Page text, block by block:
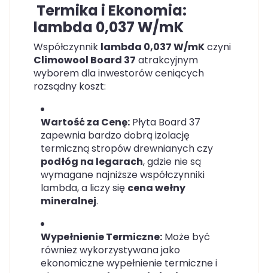
Termika i Ekonomia:
lambda 0,037 W/mK
Współczynnik lambda 0,037 W/mKczyni
Climowool Board 37 atrakcyjnym
wyborem dla inwestorów ceniących
rozsądny koszt:
Wartość za Cenę: Płyta Board 37
zapewnia bardzo dobrą izolację
termiczną stropów drewnianych czy
podłóg na legarach, gdzie nie są
wymagane najniższe współczynniki
lambda, a liczy się cena wełny
mineralnej.
Wypełnienie Termiczne: Może być
również wykorzystywana jako
ekonomiczne wypełnienie termiczne i